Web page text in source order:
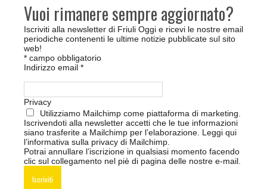
Vuoi rimanere sempre aggiornato?
Iscriviti alla newsletter di Friuli Oggi e ricevi le nostre email
periodiche contenenti le ultime notizie pubblicate sul sito
web!
* campo obbligatorio
Indirizzo email *
Privacy
Utilizziamo Mailchimp come piattaforma di marketing.
Iscrivendoti alla newsletter accetti che le tue informazioni
siano trasferite a Mailchimp per l’elaborazione. Leggi qui
l’informativa sulla privacy di Mailchimp.
Potrai annullare l’iscrizione in qualsiasi momento facendo
clic sul collegamento nel piè di pagina delle nostre e-mail.